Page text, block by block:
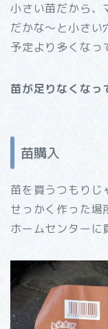
小さい苗だから、
だかな～と小さい
予定より多くなっ
苗が足りなくなっ
苗購入
苗を買うつもり
せっかく作った場
ホームセンターに